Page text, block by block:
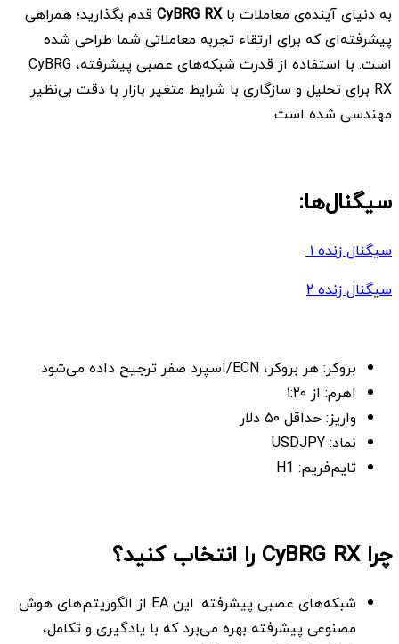
به دنیای آینده‌ی معاملات باCyBRG RX قدم بگذارید؛ همراهی
پیشرفته‌ای که برای ارتقاء تجربه معاملاتی شما طراحی شده
است. با استفاده از قدرت شبکه‌های عصبی پیشرفته، CyBRG
RX برای تحلیل و سازگاری با شرایط متغیر بازار با دقت بی‌نظیر
مهندسی شده است.
سیگنال‌ها:
سیگنال زنده ۱
سیگنال زنده ۲
بروکر: هر بروکر، ECN/اسپرد صفر ترجیح داده می‌شود
اهرم: از ۱:۲۰
واریز: حداقل ۵۰ دلار
نماد: USDJPY
تایم‌فریم: H1
چرا CyBRG RX را انتخاب کنید؟
شبکه‌های عصبی پیشرفته: این EA از الگوریتم‌های هوش
مصنوعی پیشرفته بهره می‌برد که با یادگیری و تکامل،